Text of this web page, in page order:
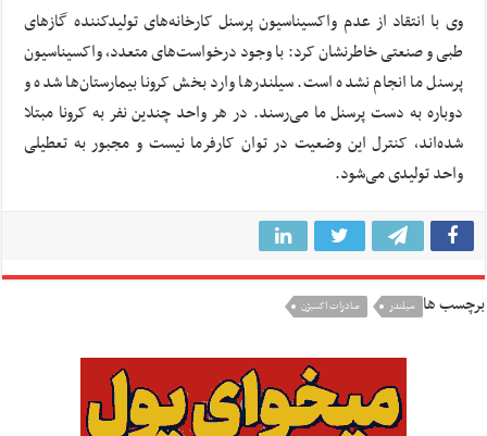
وی با انتقاد از عدم واکسیناسیون پرسنل کارخانه‌های تولیدکننده گازهای
طبی و صنعتی خاطرنشان کرد: با وجود درخواست‌های متعدد، واکسیناسیون
پرسنل ما انجام نشده است. سیلندرها وارد بخش کرونا بیمارستان‌ها شده و
دوباره به دست پرسنل ما می‌رسند. در هر واحد چندین نفر به کرونا مبتلا
شده‌اند، کنترل این وضعیت در توان کارفرما نیست و مجبور به تعطیلی
واحد تولیدی می‌شود.
برچسب ها سیلندر صادرات اکسیژن